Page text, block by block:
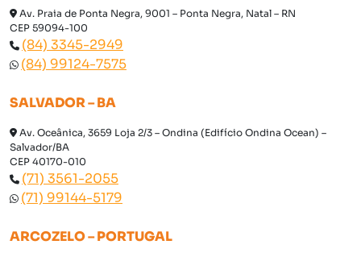
Av. Praia de Ponta Negra, 9001 – Ponta Negra, Natal – RN
CEP 59094-100
(84) 3345-2949
(84) 99124-7575
SALVADOR – BA
Av. Oceânica, 3659 Loja 2/3 – Ondina (Edifício Ondina Ocean) –
Salvador/BA
CEP 40170-010
(71) 3561-2055
(71) 99144-5179
ARCOZELO – PORTUGAL